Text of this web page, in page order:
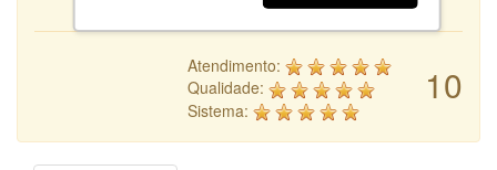
10
Atendimento:
Qualidade:
Sistema: